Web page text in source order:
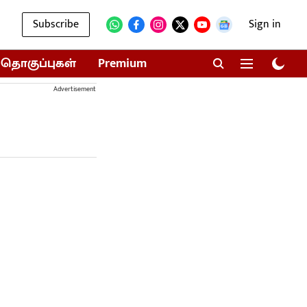
Subscribe Sign in
தொகுப்புகள் Premium
Advertisement